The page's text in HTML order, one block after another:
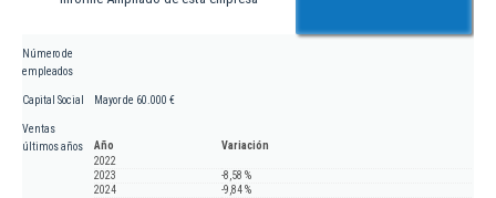
Número de
empleados
Capital Social Mayor de 60.000 €
Ventas
últimos años
Año
Variación
2022
2023
-8,58 %
2024
-9,84 %